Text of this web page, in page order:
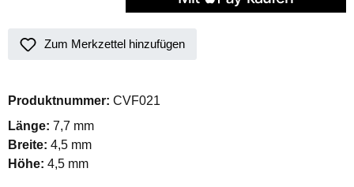
Zum Merkzettel hinzufügen
Produktnummer: CVF021
Länge: 7,7 mm
Breite: 4,5 mm
Höhe: 4,5 mm